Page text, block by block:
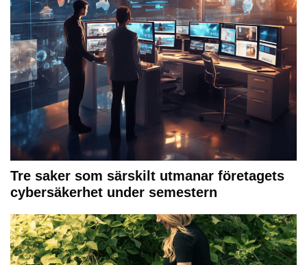
Tre saker som särskilt utmanar företagets
cybersäkerhet under semestern